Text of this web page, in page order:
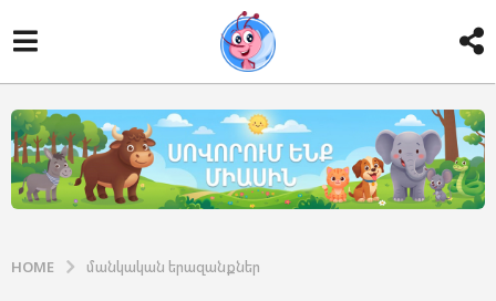
HOME մանկական երազանքներ